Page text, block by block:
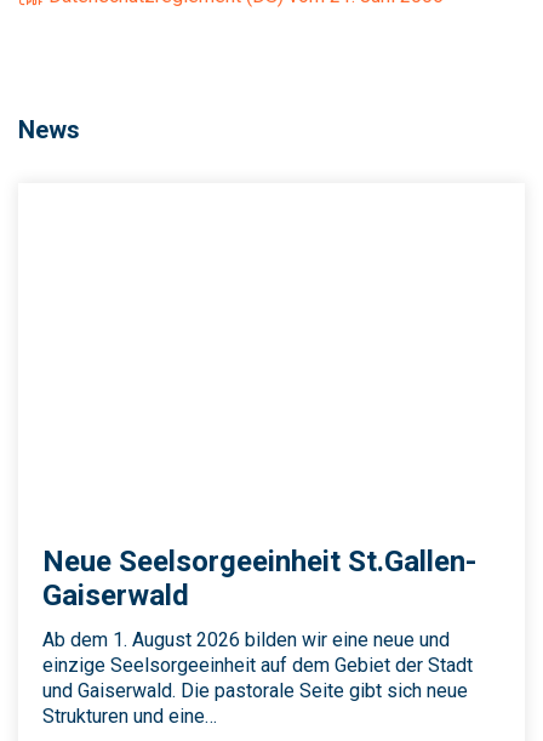
News
Neue Seelsorgeeinheit St.Gallen-
Gaiserwald
Ab dem 1. August 2026 bilden wir eine neue und
einzige Seelsorgeeinheit auf dem Gebiet der Stadt
und Gaiserwald. Die pastorale Seite gibt sich neue
Strukturen und eine…